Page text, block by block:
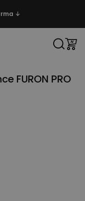
↓
FURON PRO